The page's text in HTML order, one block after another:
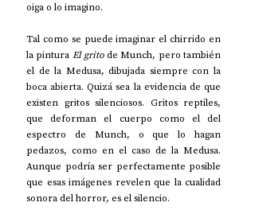
oiga o lo imagino.
Tal como se puede imaginar el chirrido en
la pintura El grito de Munch, pero también
el de la Medusa, dibujada siempre con la
boca abierta. Quizá sea la evidencia de que
existen gritos silenciosos. Gritos reptiles,
que deforman el cuerpo como el del
espectro de Munch, o que lo hagan
pedazos, como en el caso de la Medusa.
Aunque podría ser perfectamente posible
que esas imágenes revelen que la cualidad
sonora del horror, es el silencio.